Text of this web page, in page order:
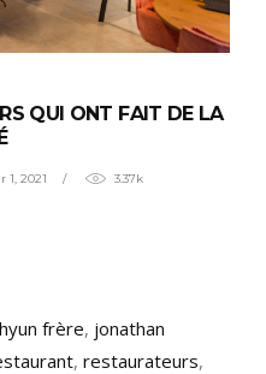
QUI ONT FAIT DE LA
1, 2021 3.37k
hyun frère, jonathan
, restaurateurs,